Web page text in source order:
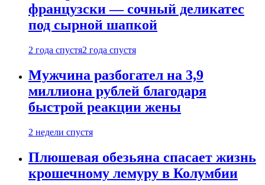
французски — сочный деликатес
под сырной шапкой
2 года спустя2 года спустя
Мужчина разбогател на 3,9
миллиона рублей благодаря
быстрой реакции жены
2 недели спустя
Плюшевая обезьяна спасает жизнь
крошечному лемуру в Колумбии